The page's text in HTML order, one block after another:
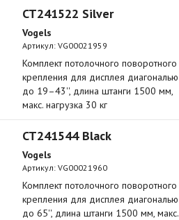
CT241522 Silver
Vogels
Артикул: VG00021959
Комплект потолочного поворотного
крепления для дисплея диагональю
до 19–43'', длина штанги 1500 мм,
макс. нагрузка 30 кг
CT241544 Black
Vogels
Артикул: VG00021960
Комплект потолочного поворотного
крепления для дисплея диагональю
до 65'', длина штанги 1500 мм, макс.